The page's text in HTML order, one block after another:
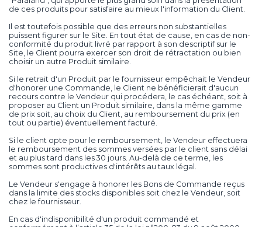
de ces produits pour satisfaire au mieux l'information du Client.
Il est toutefois possible que des erreurs non substantielles
puissent figurer sur le Site. En tout état de cause, en cas de non-
conformité du produit livré par rapport à son descriptif sur le
Site, le Client pourra exercer son droit de rétractation ou bien
choisir un autre Produit similaire.
Si le retrait d'un Produit par le fournisseur empêchait le Vendeur
d'honorer une Commande, le Client ne bénéficierait d'aucun
recours contre le Vendeur qui procédera, le cas échéant, soit à
proposer au Client un Produit similaire, dans la même gamme
de prix soit, au choix du Client, au remboursement du prix (en
tout ou partie) éventuellement facturé.
Si le client opte pour le remboursement, le Vendeur effectuera
le remboursement des sommes versées par le client sans délai
et au plus tard dans les 30 jours. Au-delà de ce terme, les
sommes sont productives d'intérêts au taux légal.
Le Vendeur s'engage à honorer les Bons de Commande reçus
dans la limite des stocks disponibles soit chez le Vendeur, soit
chez le fournisseur.
En cas d'indisponibilité d'un produit commandé et